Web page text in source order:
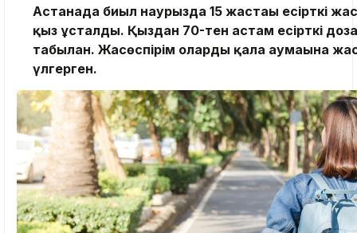
Астанада биыл наурызда 15 жастағы есірткі
қыз ұсталды. Қыздан 70-тен астам есірткі
табылған. Жасөспірім оларды қала аумағына
үлгерген.